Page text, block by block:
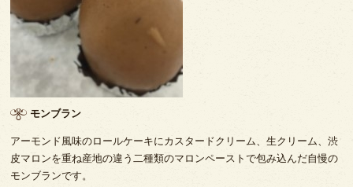
モンブラン
アーモンド風味のロールケーキにカスタードクリーム、生クリーム、渋
皮マロンを重ね産地の違う二種類のマロンペーストで包み込んだ自慢の
モンブランです。